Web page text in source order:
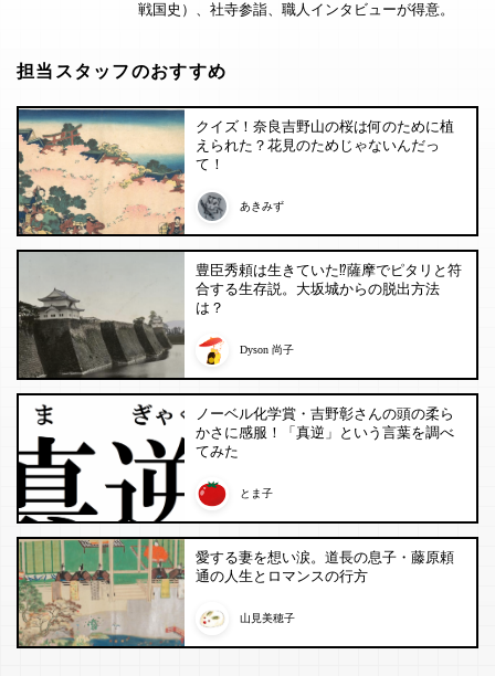
戦国史）、社寺参詣、職人インタビューが得意。
担当スタッフのおすすめ
クイズ！奈良吉野山の桜は何のために植
えられた？花見のためじゃないんだっ
て！
あきみず
豊臣秀頼は生きていた⁉︎薩摩でピタリと符
合する生存説。大坂城からの脱出方法
は？
Dyson 尚子
ノーベル化学賞・吉野彰さんの頭の柔ら
かさに感服！「真逆」という言葉を調べ
てみた
とま子
愛する妻を想い涙。道長の息子・藤原頼
通の人生とロマンスの行方
山見美穂子